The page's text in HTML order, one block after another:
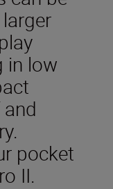
in low
pocket
II.